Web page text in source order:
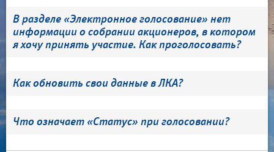
В разделе «Электронное голосование» нет
информации о собрании акционеров, в котором
я хочу принять участие. Как проголосовать?
Как обновить свои данные в ЛКА?
Что означает «Статус» при голосовании?